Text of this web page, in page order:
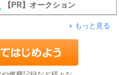
【PR】オークション
もっと見る